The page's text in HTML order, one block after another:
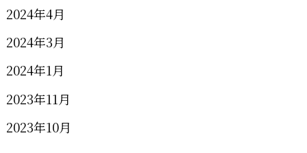
2024年4月
2024年3月
2024年1月
2023年11月
2023年10月